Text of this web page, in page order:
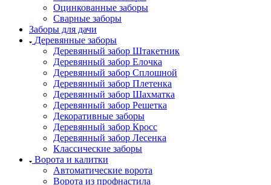
Оцинкованные заборы
Сварные заборы
Заборы для дачи
Деревянные заборы
Деревянный забор Штакетник
Деревянный забор Елочка
Деревянный забор Сплошной
Деревянный забор Плетенка
Деревянный забор Шахматка
Деревянный забор Решетка
Декоративные заборы
Деревянный забор Кросс
Деревянный забор Лесенка
Классические заборы
Ворота и калитки
Автоматические ворота
Ворота из профнастила